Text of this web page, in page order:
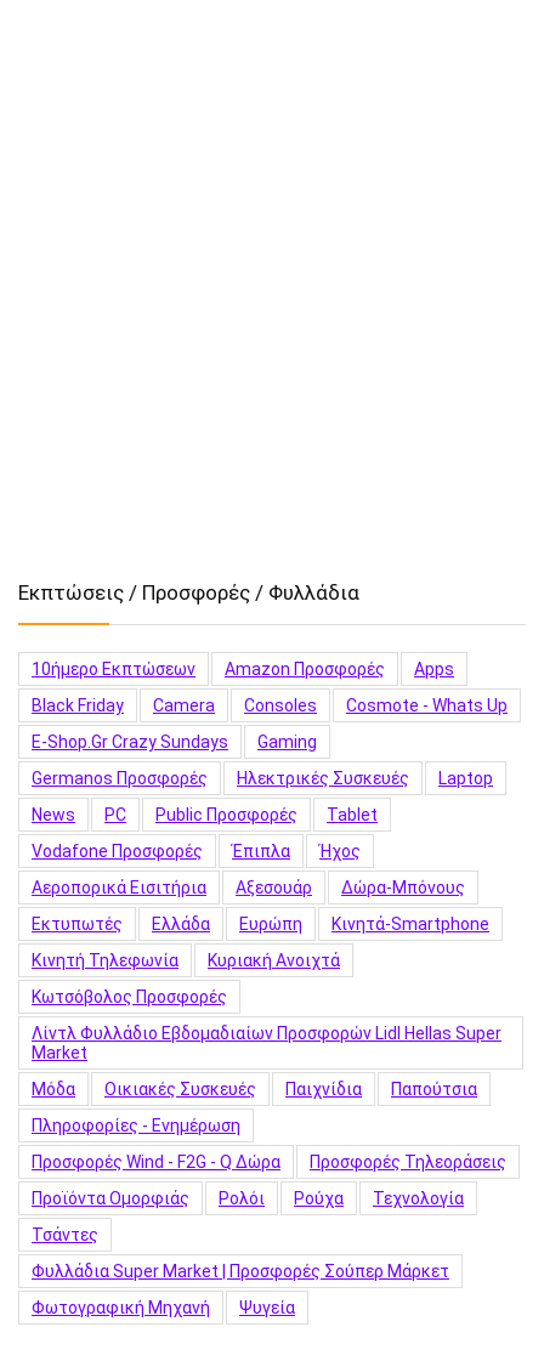
Εκπτώσεις / Προσφορές / Φυλλάδια
10ήμερο Εκπτώσεων Amazon Προσφορές
Apps
Black Friday
Camera Consoles
Cosmote - Whats Up
E-Shop.gr Crazy Sundays
Gaming
Germanos Προσφορές
Hλεκτρικές Συσκευές
Laptop
News
PC Public Προσφορές
Tablet
Vodafone Προσφορές
Έπιπλα
Ήχος
Αεροπορικά Εισιτήρια
Αξεσουάρ
Δώρα-Μπόνους
Εκτυπωτές
Ελλάδα Ευρώπη
Κινητά-Smartphone
Κινητή Τηλεφωνία
Κυριακή Ανοιχτά
Κωτσόβολος Προσφορές
Λίντλ Φυλλάδιο Εβδομαδιαίων Προσφορών Lidl Hellas Super
Market
Μόδα
Οικιακές Συσκευές Παιχνίδια
Παπούτσια
Πληροφορίες - Ενημέρωση
Προσφορές Wind - F2G - Q Δώρα
Προσφορές Τηλεοράσεις
Προϊόντα Ομορφιάς
Ρολόι Ρούχα
Τεχνολογία
Τσάντες
Φυλλάδια Super Market | Προσφορές Σούπερ Μάρκετ
Φωτογραφική Μηχανή
Ψυγεία